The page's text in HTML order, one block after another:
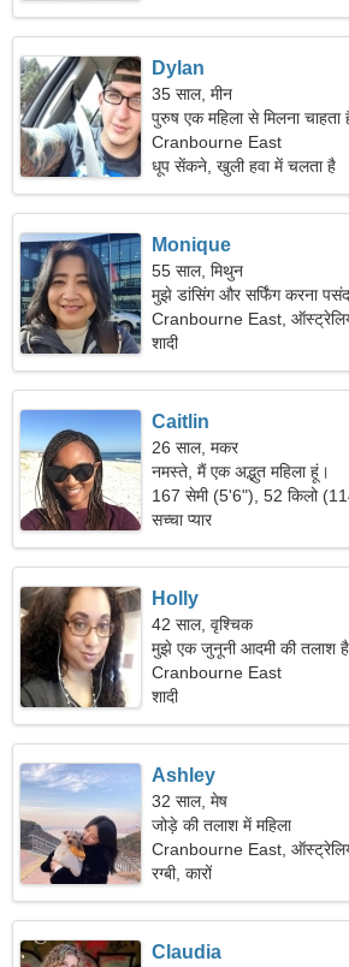
Dylan
35 साल, मीन
पुरुष एक महिला से मिलना
Cranbourne East
धूप सेंकने, खुली हवा में चलता है
Monique
55 साल, मिथुन
मुझे डांसिंग और सर्फिंग करना
Cranbourne East,
शादी
Caitlin
26 साल, मकर
नमस्ते, मैं एक अद्भुत महिला हूं।
167 सेमी (5'6"), 52 किलो
सच्चा प्यार
Holly
42 साल, वृश्चिक
मुझे एक जुनूनी आदमी की तलाश
Cranbourne East
शादी
Ashley
32 साल, मेष
जोड़े की तलाश में महिला
Cranbourne East,
रग्बी, कारों
Claudia